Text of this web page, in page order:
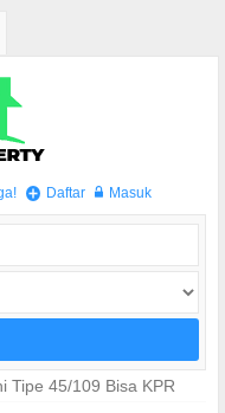
+ Daftar w Masuk
Tipe 45/109 Bisa KPR